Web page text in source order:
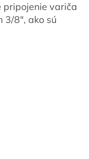
pripojenie variča
3/8", ako sú